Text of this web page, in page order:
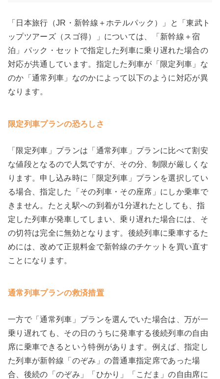
「日本旅行（JR・新幹線＋ホテルパック）」と「東武ト
ップツアーズ（スゴ得）」については、「新幹線＋宿
泊」パック・セットで指定した列車に乗り遅れた場合の
対応が共通しています。指定した列車が「限定列車」な
のか「通常列車」なのかによって以下のように対応が異
なります。
限定列車プランの恐ろしさ
「限定列車」プランは「通常列車」プランに比べて割安
な値段となるので人気ですが、その分、制限が厳しくな
ります。申し込み時に「限定列車」プランを選択してい
る場合、指定した「その列車・その座席」にしか乗車で
きません。たとえ駅への到着が1分遅れたとしても、指
定した列車が発車してしまい、乗り遅れた場合には、そ
の切符は完全に無効となります。後続列車に乗車するた
めには、改めて正規料金で新幹線のチケットを買い直す
ことになります。
通常列車プランの救済措置
一方で「通常列車」プランを選んでいた場合は、万が一
乗り遅れても、その日のうちに発車する後続列車の自由
席に乗車できるという特例があります。例えば、指定し
た列車が新幹線「のぞみ」の普通車指定席であった場
合、後続の「のぞみ」「ひかり」「こだま」の自由席に